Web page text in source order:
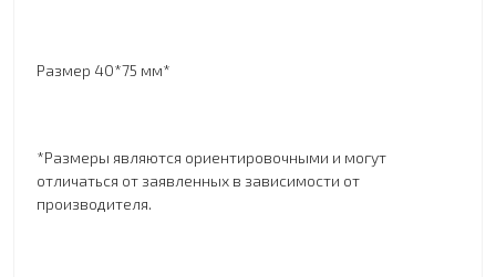
Размер 40*75 мм*
*Размеры являются ориентировочными и могут
отличаться от заявленных в зависимости от
производителя.